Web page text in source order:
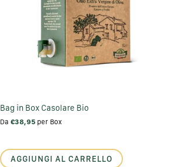
Bag in Box Casolare Bio
Da €38,95 per Box
AGGIUNGI AL CARRELLO